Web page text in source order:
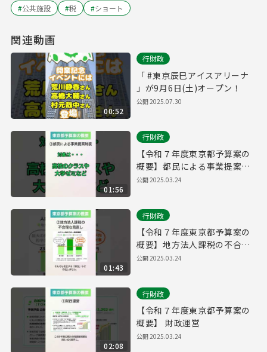
#公共施設 #税 #ショート
関連動画
00:52
行財政
「 #東京辰巳アイスアリーナ
」が9月6日(土)オープン！
公開2025.07.30
01:56
行財政
【令和７年度東京都予算案の
概要】都民による事業提案制
度
公開2025.03.24
01:43
行財政
【令和７年度東京都予算案の
概要】地方法人課税の不合理
な見直し
公開2025.03.24
02:08
行財政
【令和７年度東京都予算案の
概要】 財政運営
公開2025.03.24